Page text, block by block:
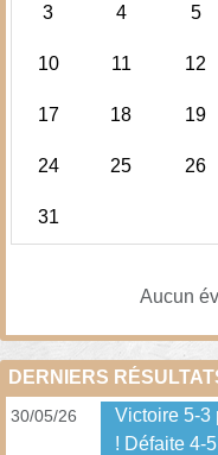
3 4 5
10 11 12
17 18 19
24 25 26
31
Aucun
DERNIERS
30/05/26
Victoire 5-3
! Défaite 4-